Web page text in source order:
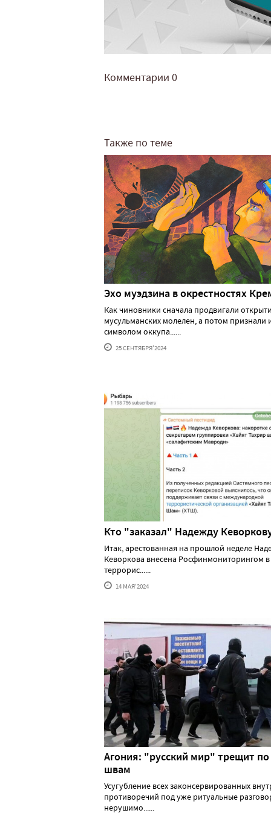
Комментарии 0
Также по теме
Эхо муэдзина в окрестностях
Как чиновники сначала продвигали
мусульманских молелен, а потом признали
символом оккупа......
25 СЕНТЯБРЯ'2024
Кто "заказал" Надежду
Итак, арестованная на прошлой неделе
Кеворкова внесена Росфинмониторингом в
террорис......
14 МАЯ'2024
Агония: "русский мир" трещит по
швам
Усугубление всех законсервированных
противоречий под уже ритуальные
нерушимо......